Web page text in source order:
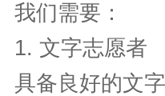
我们需要：
1. 文字志愿者
具备良好的文